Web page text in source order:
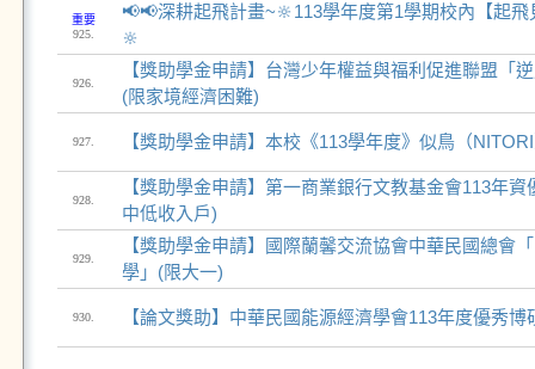
重要
925.
📢📢深耕起飛計畫~🔆113學年度第1學期校內【起
🔆
926.
【獎助學金申請】台灣少年權益與福利促進聯盟「
(限家境經濟困難)
927. 【獎助學金申請】本校《113學年度》似鳥（
928.
【獎助學金申請】第一商業銀行文教基金會113年
中低收入戶)
929.
【獎助學金申請】國際蘭馨交流協會中華民國總會
學」(限大一)
930. 【論文獎助】中華民國能源經濟學會113年度優秀